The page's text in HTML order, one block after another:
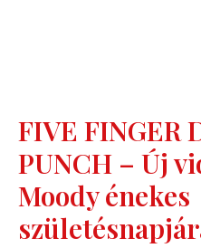
FIVE FINGER
PUNCH – Új
Moody énekes